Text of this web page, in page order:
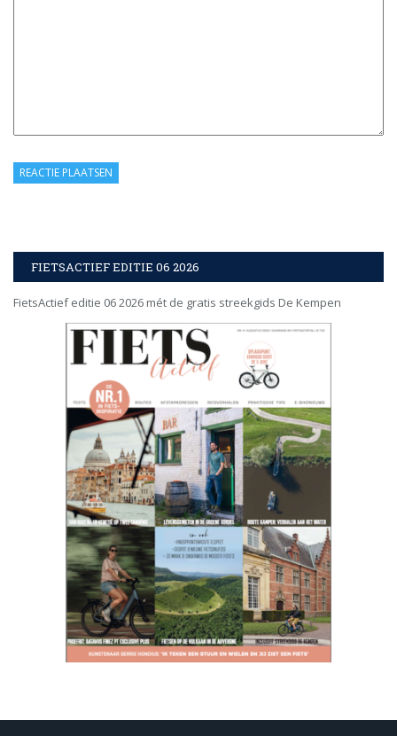
FIETSACTIEF EDITIE 06 2026
FietsActief editie 06 2026 mét de gratis streekgids De Kempen